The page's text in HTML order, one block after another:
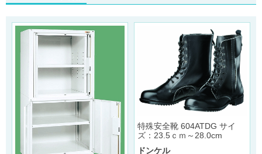
特殊安全靴 604ATDG サイ
ズ：23.5ｃｍ～28.0cm
ドンケル